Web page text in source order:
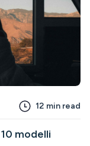
12 min read
modelli